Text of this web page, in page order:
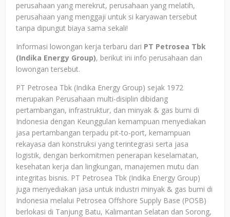
perusahaan yang merekrut, perusahaan yang melatih,
perusahaan yang menggaji untuk si karyawan tersebut
tanpa dipungut biaya sama sekali!
Informasi lowongan kerja terbaru dari PT Petrosea Tbk
(Indika Energy Group), berikut ini info perusahaan dan
lowongan tersebut.
PT Petrosea Tbk (Indika Energy Group) sejak 1972
merupakan Perusahaan multi-disiplin dibidang
pertambangan, infrastruktur, dan minyak & gas bumi di
Indonesia dengan Keunggulan kemampuan menyediakan
jasa pertambangan terpadu pit-to-port, kemampuan
rekayasa dan konstruksi yang terintegrasi serta jasa
logistik, dengan berkomitmen penerapan keselamatan,
kesehatan kerja dan lingkungan, manajemen mutu dan
integritas bisnis. PT Petrosea Tbk (Indika Energy Group)
juga menyediakan jasa untuk industri minyak & gas bumi di
Indonesia melalui Petrosea Offshore Supply Base (POSB)
berlokasi di Tanjung Batu, Kalimantan Selatan dan Sorong,